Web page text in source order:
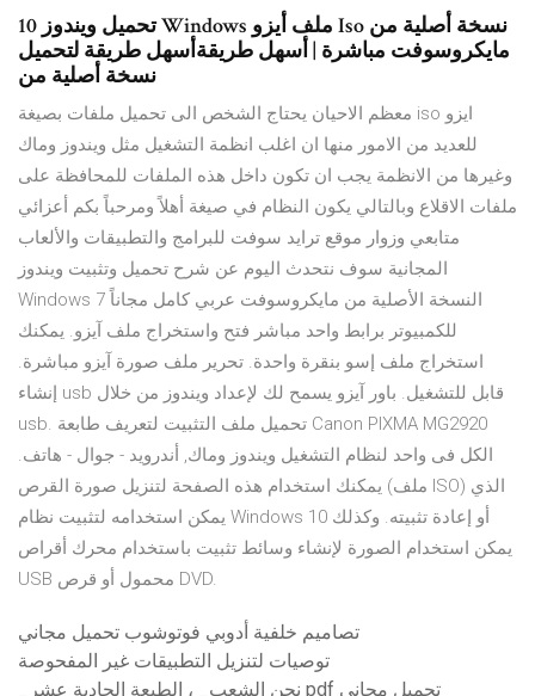
تحميل ويندوز 10 Windows ملف أيزو Iso نسخة أصلية من
مايكروسوفت مباشرة | أسهل طريقةأسهل طريقة لتحميل
نسخة أصلية من
معظم الاحيان يحتاج الشخص الى تحميل ملفات بصيغة iso ايزو
للعديد من الامور منها ان اغلب انظمة التشغيل مثل ويندوز وماك
وغيرها من الانظمة يجب ان تكون داخل هذه الملفات للمحافظة على
ملفات الاقلاع وبالتالي يكون النظام في صيغة أهلاً ومرحباً بكم أعزائي
متابعي وزوار موقع ترايد سوفت للبرامج والتطبيقات والألعاب
المجانية سوف نتحدث اليوم عن شرح تحميل وتثبيت ويندوز
Windows 7 النسخة الأصلية من مايكروسوفت عربي كامل مجاناً
للكمبيوتر برابط واحد مباشر فتح واستخراج ملف آيزو. يمكنك
استخراج ملف إسو بنقرة واحدة. تحرير ملف صورة آيزو مباشرة.
إنشاء usb قابل للتشغيل. باور آيزو يسمح لك لإعداد ويندوز من خلال
usb. تحميل ملف التثبيت لتعريف طابعة Canon PIXMA MG2920
الكل فى واحد لنظام التشغيل ويندوز وماك, أندرويد - جوال - هاتف.
يمكنك استخدام هذه الصفحة لتنزيل صورة القرص (ملف ISO) الذي
يمكن استخدامه لتثبيت نظام Windows 10 أو إعادة تثبيته. وكذلك
يمكن استخدام الصورة لإنشاء وسائط تثبيت باستخدام محرك أقراص
USB محمول أو قرص DVD.
تصاميم خلفية أدوبي فوتوشوب تحميل مجاني
توصيات لتنزيل التطبيقات غير المفحوصة
_نحن الشعب_ ، الطبعة الحادية عشر pdf تحميل مجاني